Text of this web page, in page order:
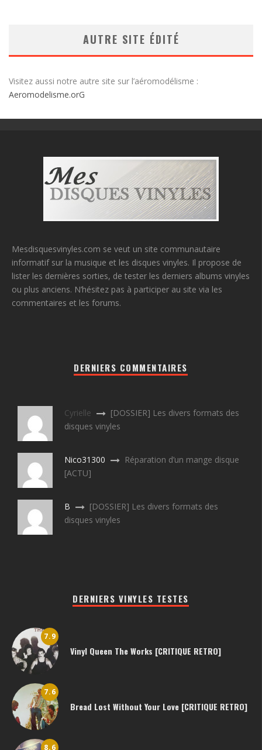
AUTRE SITE ÉDITÉ
Visitez aussi notre autre site sur l’aéromodélisme :
Aeromodelisme.orG
Mesdisquesvinyles.com se veut un site communautaire
informatif sur la musique et les disques vinyles. Il propose de
lister les dernières sorties, de tester les derniers albums vinyles
ou plus anciens. N’hésitez pas à participer au site via les
commentaires et les forums.
DERNIERS COMMENTAIRES
Cyrielle
[DOSSIER] Les divers formats des
disques vinyles
Nico31300
Réparation d’un mange disque
[ACTU]
B
[DOSSIER] Les divers formats des
disques vinyles
DERNIERS VINYLES TESTES
7.9
Vinyl Queen The Works [CRITIQUE RETRO]
7.6
Bread Lost Without Your Love [CRITIQUE RETRO]
8.6